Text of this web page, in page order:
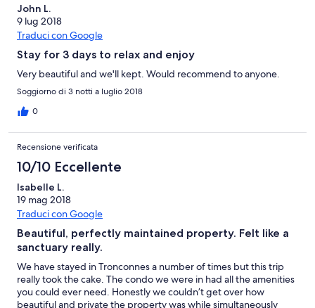
John L.
9 lug 2018
Traduci con Google
Stay for 3 days to relax and enjoy
Very beautiful and we'll kept. Would recommend to anyone.
Soggiorno di 3 notti a luglio 2018
0
Recensione verificata
10/10 Eccellente
Isabelle L.
19 mag 2018
Traduci con Google
Beautiful, perfectly maintained property. Felt like a
sanctuary really.
We have stayed in Tronconnes a number of times but this trip
really took the cake. The condo we were in had all the amenities
you could ever need. Honestly we couldn’t get over how
beautiful and private the property was while simultaneously